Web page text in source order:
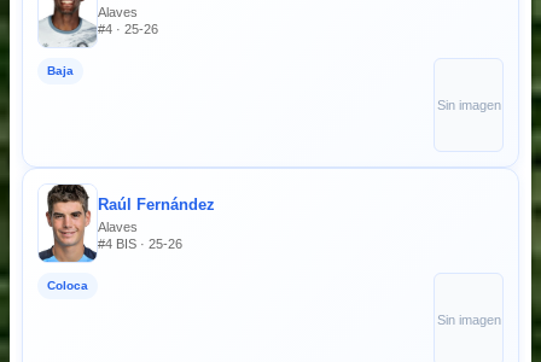
Alaves
#4 · 25-26
Baja
Sin imagen
Raúl Fernández
Alaves
#4 BIS · 25-26
Coloca
Sin imagen